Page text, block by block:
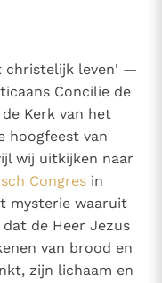
te
liefde, niet door
en de
Woord
christelijk leven' —
Concilie de
Kerk van het
hoogfeest van
wij uitkijken naar
Congresin
mysterie waaruit
dat de Heer Jezus
van brood en
zijn lichaam en